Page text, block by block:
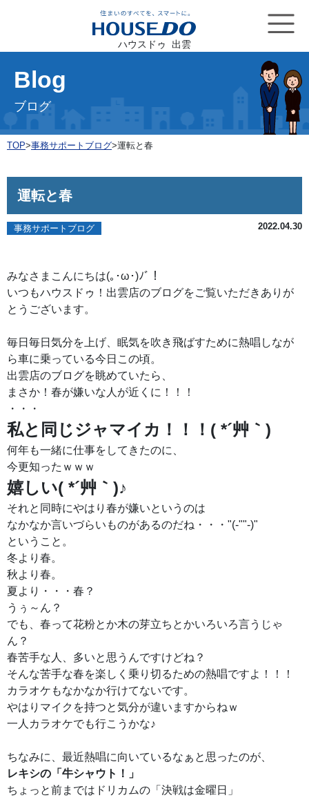
ハウスドゥ 出雲
Blog
ブログ
TOP>事務サポートブログ>運転と春
運転と春
事務サポートブログ 2022.04.30
みなさまこんにちは(｡･ω･)ﾉﾞ！
いつもハウスドゥ！出雲店のブログをご覧いただきありが
とうございます。
毎日毎日気分を上げ、眠気を吹き飛ばすために熱唱しなが
ら車に乗っている今日この頃。
出雲店のブログを眺めていたら、
まさか！春が嫌いな人が近くに！！！
・・・
私と同じジャマイカ！！！( *´艸｀)
何年も一緒に仕事をしてきたのに、
今更知ったｗｗｗ
嬉しい( *´艸｀)♪
それと同時にやはり春が嫌いというのは
なかなか言いづらいものがあるのだね・・・"(-""-)"
ということ。
冬より春。
秋より春。
夏より・・・春？
うぅ～ん？
でも、春って花粉とか木の芽立ちとかいろいろ言うじゃ
ん？
春苦手な人、多いと思うんですけどね？
そんな苦手な春を楽しく乗り切るための熱唱ですよ！！！
カラオケもなかなか行けてないです。
やはりマイクを持つと気分が違いますからねｗ
一人カラオケでも行こうかな♪
ちなみに、最近熱唱に向いているなぁと思ったのが、
レキシの「牛シャウト！」
ちょっと前まではドリカムの「決戦は金曜日」